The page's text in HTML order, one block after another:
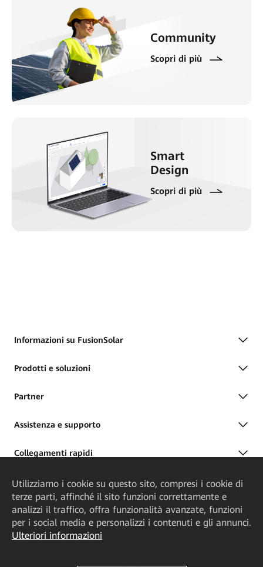
Community
Scopri di più
Smart
Design
Scopri di più
Informazioni su FusionSolar
Prodotti e soluzioni
Partner
Assistenza e supporto
Collegamenti rapidi
Utilizziamo i cookie su questo sito, compresi i cookie di
terze parti, affinché il sito funzioni correttamente e
analizzi il traffico, offra funzionalità avanzate, funzioni
per i social media e personalizzi i contenuti e gli annunci.
Ulteriori informazioni